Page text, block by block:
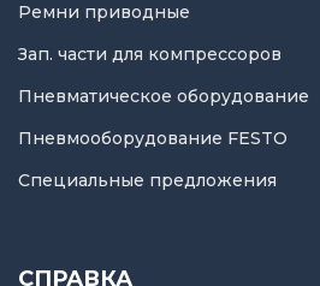
Ремни приводные
Зап. части для компрессоров
Пневматическое оборудование
Пневмооборудование FESTO
Специальные предложения
СПРАВКА